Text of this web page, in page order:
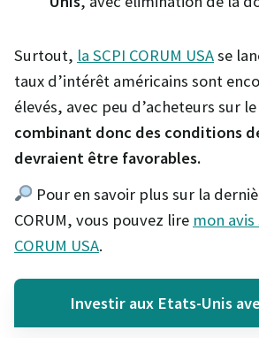
Surtout, la SCPI CORUM USAse
taux d’intérêt américains sont
élevés, avec peu d’acheteurs sur
combinant donc des conditions
devraient être favorables.
Pour en savoir plus sur la
CORUM, vous pouvez lire mon avis
CORUM USA.
Investir aux Etats-Unis